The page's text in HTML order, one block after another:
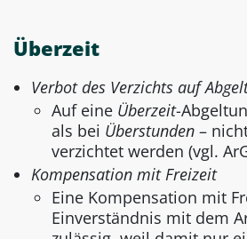
Überzeit
Verbot des Verzichts auf
Auf eine Überzeit-
als bei Überstunden –
verzichtet werden (vgl.
Kompensation mit Freizeit
Eine Kompensation mit
Einverständnis mit dem